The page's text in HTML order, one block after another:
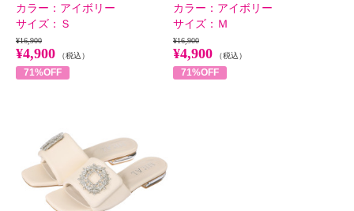
カラー： アイボリー
サイズ： Ｓ
¥16,900
¥4,900 （税込）
71%OFF
カラー： アイボリー
サイズ： Ｍ
¥16,900
¥4,900 （税込）
71%OFF